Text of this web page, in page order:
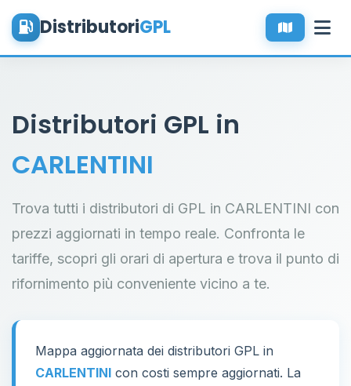
DistributoriGPL
Distributori GPL in
CARLENTINI
Trova tutti i distributori di GPL in CARLENTINI con
prezzi aggiornati in tempo reale. Confronta le
tariffe, scopri gli orari di apertura e trova il punto di
rifornimento più conveniente vicino a te.
Mappa aggiornata dei distributori GPL in
CARLENTINI con costi sempre aggiornati. La